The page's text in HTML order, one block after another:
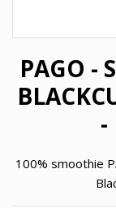
PAGO -
-
100% smoothie